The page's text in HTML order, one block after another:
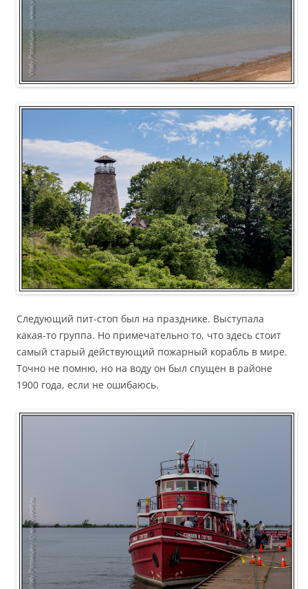
Следующий пит-стоп был на празднике. Выступала
какая-то группа. Но примечательно то, что здесь стоит
самый старый действующий пожарный корабль в мире.
Точно не помню, но на воду он был спущен в районе
1900 года, если не ошибаюсь.